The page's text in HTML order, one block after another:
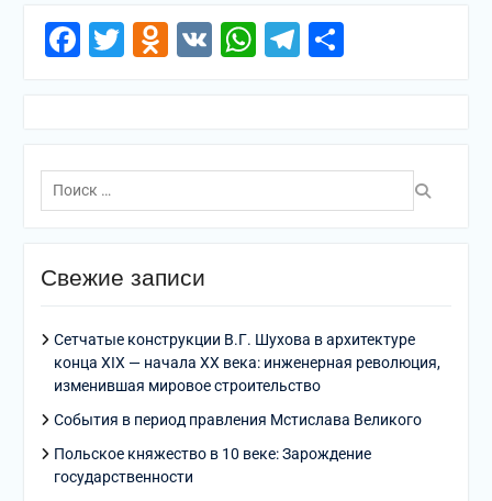
Facebook
Twitter
Odnoklassniki
VKWhatsApp
Telegram
Поиск
по:
Свежие записи
Сетчатые конструкции В.Г. Шухова в архитектуре
конца XIX — начала XX века: инженерная революция,
изменившая мировое строительство
События в период правления Мстислава Великого
Польское княжество в 10 веке: Зарождение
государственности